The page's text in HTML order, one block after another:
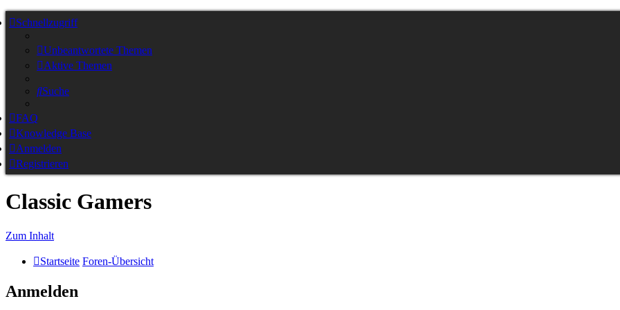
Schnellzugriff
Unbeantwortete Themen
Aktive Themen
Suche
FAQ
Knowledge Base
Anmelden
Registrieren
Classic Gamers
Zum Inhalt
Startseite Foren-Übersicht
Anmelden